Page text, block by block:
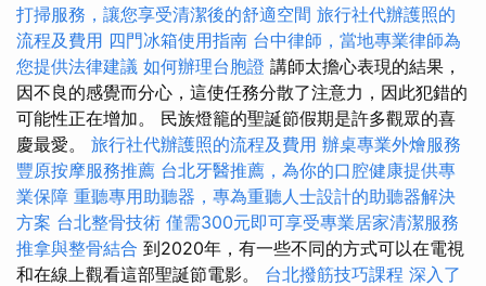
打掃服務，讓您享受清潔後的舒適空間 旅行社代辦護照的
流程及費用 四門冰箱使用指南 台中律師，當地專業律師為
您提供法律建議 如何辦理台胞證 講師太擔心表現的結果，
因不良的感覺而分心，這使任務分散了注意力，因此犯錯的
可能性正在增加。 民族燈籠的聖誕節假期是許多觀眾的喜
慶最愛。 旅行社代辦護照的流程及費用 辦桌專業外燴服務
豐原按摩服務推薦 台北牙醫推薦，為你的口腔健康提供專
業保障 重聽專用助聽器，專為重聽人士設計的助聽器解決
方案 台北整骨技術 僅需300元即可享受專業居家清潔服務
推拿與整骨結合 到2020年，有一些不同的方式可以在電視
和在線上觀看這部聖誕節電影。 台北撥筋技巧課程 深入了